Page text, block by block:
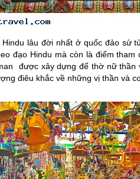
Hindu lâu đời nhất ở quốc đảo
đạo Hindu mà còn là điểm
được xây dựng để thờ nữ
điêu khắc về những vị thần và